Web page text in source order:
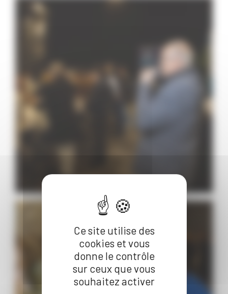
Ce site utilise des
cookies et vous
donne le contrôle
sur ceux que vous
souhaitez activer